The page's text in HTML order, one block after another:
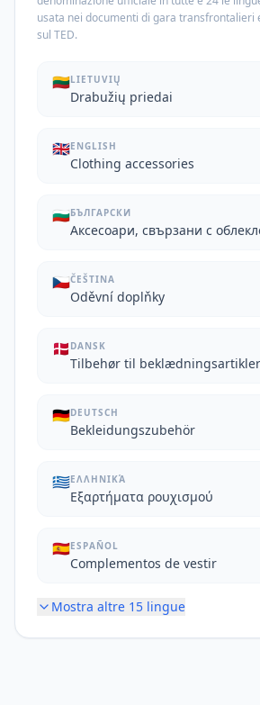
usata nei documenti di gara transfrontalieri
sul TED.
🇱🇹LIETUVIŲ
Drabužių priedai
🇬🇧ENGLISH
Clothing accessories
🇧🇬БЪЛГАРСКИ
Аксесоари, свързани с
🇨🇿ČEŠTINA
Oděvní doplňky
🇩🇰 DANSK
Tilbehør til beklædningsartikler
🇩🇪DEUTSCH
Bekleidungszubehör
🇬🇷ΕΛΛΗΝΙΚΆ
Εξαρτήματα ρουχισμού
🇪🇸ESPAÑOL
Complementos de vestir
Mostra altre 15 lingue